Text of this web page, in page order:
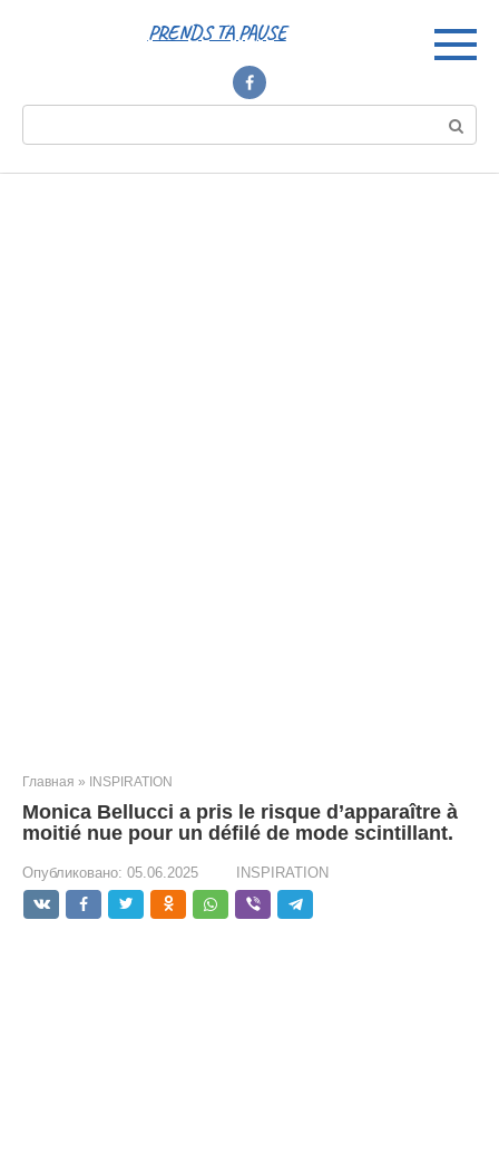
PRENDS TA PAUSE
Главная » INSPIRATION
Monica Bellucci a pris le risque d’apparaître à
moitié nue pour un défilé de mode scintillant.
Опубликовано: 05.06.2025 INSPIRATION